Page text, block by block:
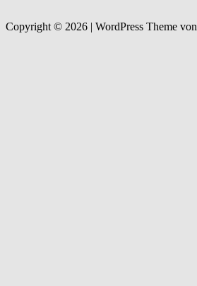
Copyright © 2026 | WordPress Theme von